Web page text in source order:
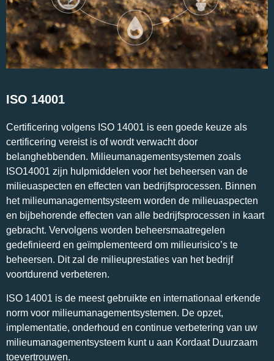
ISO 14001
Certificering volgens ISO 14001 is een goede keuze als
certificering vereist is of wordt verwacht door
belanghebbenden. Milieumanagementsystemen zoals
ISO14001 zijn hulpmiddelen voor het beheersen van de
milieuaspecten en effecten van bedrijfsprocessen. Binnen
het milieumanagementsysteem worden de milieuaspecten
en bijbehorende effecten van alle bedrijfsprocessen in kaart
gebracht. Vervolgens worden beheersmaatregelen
gedefinieerd en geïmplementeerd om milieurisico’s te
beheersen. Dit zal de milieuprestaties van het bedrijf
voortdurend verbeteren.
ISO 14001 is de meest gebruikte en internationaal erkende
norm voor milieumanagementsystemen. De opzet,
implementatie, onderhoud en continue verbetering van uw
milieumanagementsysteem kunt u aan Kordaat Duurzaam
toevertrouwen.